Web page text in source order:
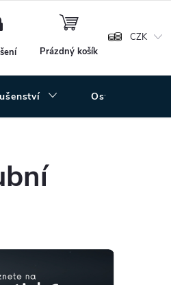
CZK
NÁKUPNÍ
Prázdný košík
Ostatní